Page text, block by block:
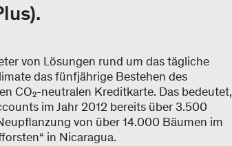
von Lösungen rund um das tägliche
das fünfjährige Bestehen des
CO₂-neutralen Kreditkarte. Das bedeutet,
im Jahr 2012 bereits über 3.500
von über 14.000 Bäumen im
in Nicaragua.